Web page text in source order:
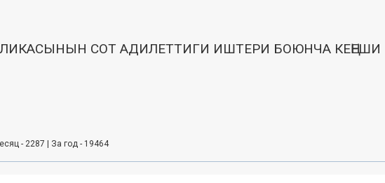
СОТ АДИЛЕТТИГИ ИШТЕРИ БОЮНЧА КЕҢЕШИ
- 2287 | За год - 19464